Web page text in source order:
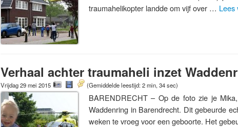
traumahelikopter landde om vijf over … Lees
Verhaal achter traumaheli inzet
Vrijdag 29 mei 2015 (Gemiddelde leestijd: 2 min, 34 sec)
BARENDRECHT – Op de foto zie je
Waddenring in Barendrecht. Dit gebeurde
weken te vroeg voor een geboorte. Het